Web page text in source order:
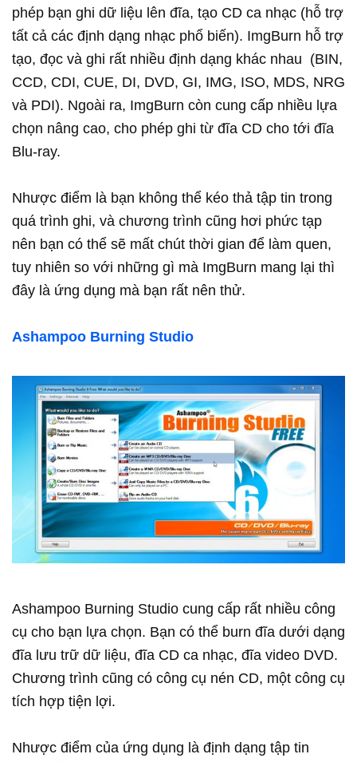
phép bạn ghi dữ liệu lên đĩa, tạo CD ca nhạc (hỗ trợ
tất cả các định dạng nhạc phổ biến). ImgBurn hỗ trợ
tạo, đọc và ghi rất nhiều định dạng khác nhau (BIN,
CCD, CDI, CUE, DI, DVD, GI, IMG, ISO, MDS, NRG
và PDI). Ngoài ra, ImgBurn còn cung cấp nhiều lựa
chọn nâng cao, cho phép ghi từ đĩa CD cho tới đĩa
Blu-ray.
Nhược điểm là bạn không thể kéo thả tập tin trong
quá trình ghi, và chương trình cũng hơi phức tạp
nên bạn có thể sẽ mất chút thời gian để làm quen,
tuy nhiên so với những gì mà ImgBurn mang lại thì
đây là ứng dụng mà bạn rất nên thử.
Ashampoo Burning Studio
Ashampoo Burning Studio cung cấp rất nhiều công
cụ cho bạn lựa chọn. Bạn có thể burn đĩa dưới dạng
đĩa lưu trữ dữ liệu, đĩa CD ca nhạc, đĩa video DVD.
Chương trình cũng có công cụ nén CD, một công cụ
tích hợp tiện lợi.
Nhược điểm của ứng dụng là định dạng tập tin